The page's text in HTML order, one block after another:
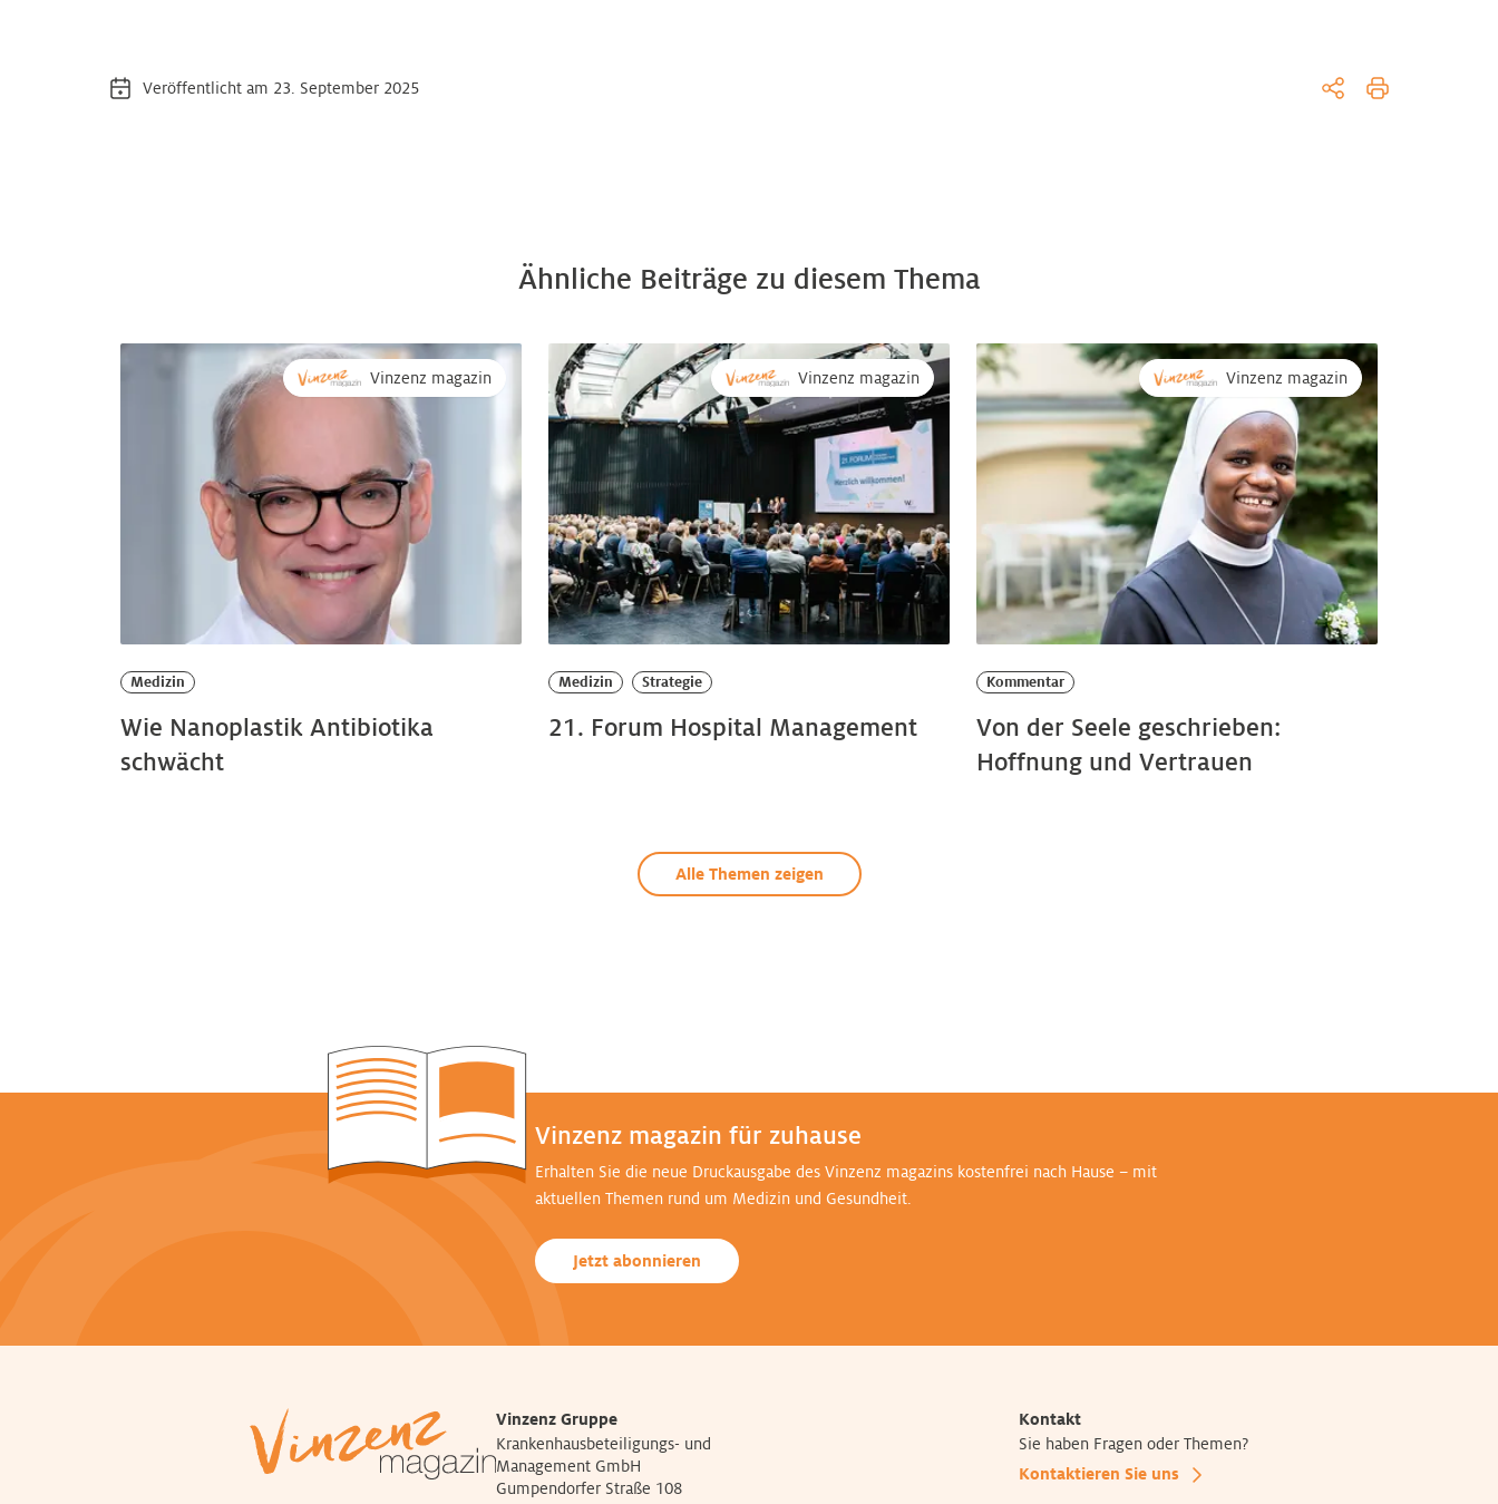
Veröffentlicht am 23. September 2025
Ähnliche Beiträge zu diesem Thema
Vinzenz magazin
Medizin
Wie Nanoplastik Antibiotika
schwächt
Vinzenz magazin
Medizin Strategie
21. Forum Hospital Management
Vinzenz magazin
Kommentar
Von der Seele geschrieben:
Hoffnung und Vertrauen
Alle Themen zeigen
Vinzenz magazin für zuhause
Erhalten Sie die neue Druckausgabe des Vinzenz magazins kostenfrei nach Hause – mit
aktuellen Themen rund um Medizin und Gesundheit.
Jetzt abonnieren
Vinzenz Gruppe
Krankenhausbeteiligungs- und
Management GmbH
Gumpendorfer Straße 108
Kontakt
Sie haben Fragen oder Themen?
Kontaktieren Sie uns